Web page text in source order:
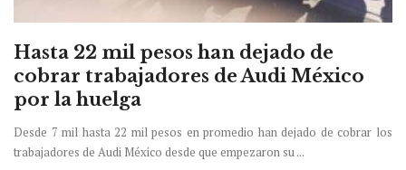
Hasta 22 mil pesos han dejado de
cobrar trabajadores de Audi México
por la huelga
Desde 7 mil hasta 22 mil pesos en promedio han dejado de cobrar los
trabajadores de Audi México desde que empezaron su ...